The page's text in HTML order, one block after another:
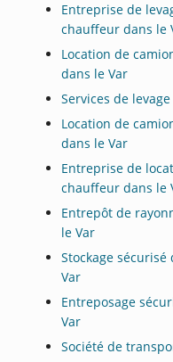
Entreprise de
chauffeur dans le
Location de
dans le Var
Services de
Location de
dans le Var
Entreprise de
chauffeur dans le
Entrepôt de
le Var
Stockage
Var
Entreposage
Var
Société de